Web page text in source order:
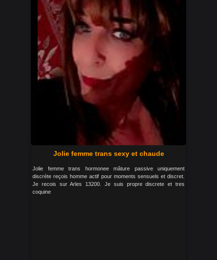
Jolie femme trans sexy et chaude
Jolie femme trans hormonee mâture passive uniquement
discrète reçois homme actif pour moments sensuels et discret.
Je recois sur Arles 13200. Je suis propre discrete et tres
coquine